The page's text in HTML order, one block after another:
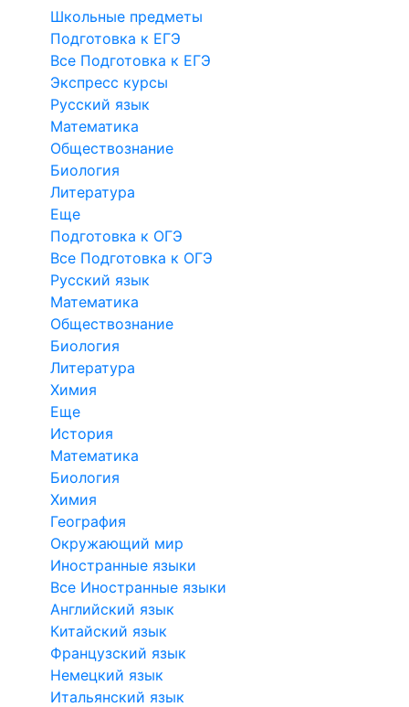
Школьные предметы
Подготовка к ЕГЭ
Все Подготовка к ЕГЭ
Экспресс курсы
Русский язык
Математика
Обществознание
Биология
Литература
Еще
Подготовка к ОГЭ
Все Подготовка к ОГЭ
Русский язык
Математика
Обществознание
Биология
Литература
Химия
Еще
История
Математика
Биология
Химия
География
Окружающий мир
Иностранные языки
Все Иностранные языки
Английский язык
Китайский язык
Французский язык
Немецкий язык
Итальянский язык